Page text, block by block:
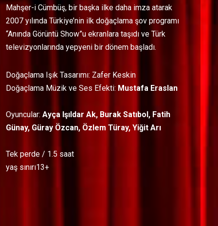
Mahşer-i Cümbüş, bir başka ilke daha imza atarak
2007 yılında Türkiye’nin ilk doğaçlama şov programı
“Anında Görüntü Show”u ekranlara taşıdı ve Türk
televizyonlarında yepyeni bir dönem başladı.
Doğaçlama Işık Tasarımı: Zafer Keskin
Doğaçlama Müzik ve Ses Efekti: Mustafa Eraslan
Oyuncular: Ayça Işıldar Ak, Burak Satıbol, Fatih
Günay, Güray Özcan, Özlem Türay, Yiğit Arı
Tek perde / 1.5 saat
yaş sınırı13+